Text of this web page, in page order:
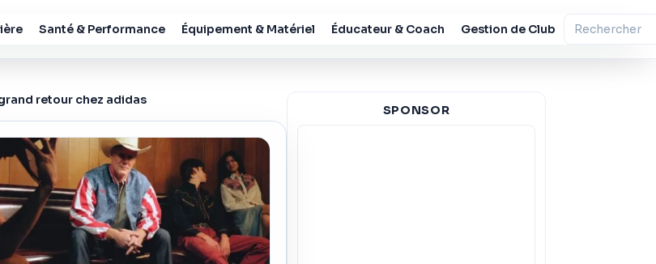
Santé & Performance Équipement & Matériel Éducateur & Coach Gestion de Club
retour chez adidas
SPONSOR